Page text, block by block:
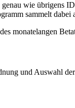
wie übrigens
sammelt
monatelangen
und Auswahl